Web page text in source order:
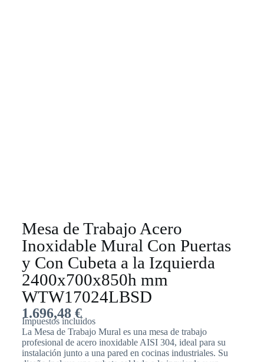
Mesa de Trabajo Acero
Inoxidable Mural Con Puertas
y Con Cubeta a la Izquierda
2400x700x850h mm
WTW17024LBSD
1.696,48 €
Impuestos incluídos
La Mesa de Trabajo Mural es una mesa de trabajo
profesional de acero inoxidable AISI 304, ideal para su
instalación junto a una pared en cocinas industriales. Su